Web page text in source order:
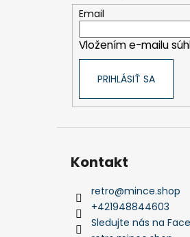
Email
Vložením e-mailu
PRIHLÁSIŤ SA
Kontakt
retro@mince.shop
+421948844603
Sledujte nás na